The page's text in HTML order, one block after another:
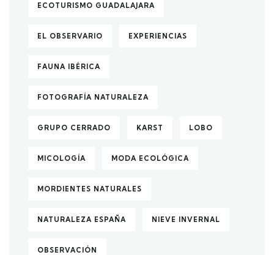
ECOTURISMO GUADALAJARA
EL OBSERVARIO EXPERIENCIAS
FAUNA IBÉRICA
FOTOGRAFÍA NATURALEZA
GRUPO CERRADO KARST LOBO
MICOLOGÍA MODA ECOLÓGICA
MORDIENTES NATURALES
NATURALEZA ESPAÑA NIEVE INVERNAL
OBSERVACIÓN